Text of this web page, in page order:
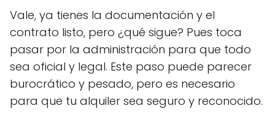
Vale, ya tienes la documentación y el
contrato listo, pero ¿qué sigue? Pues toca
pasar por la administración para que todo
sea oficial y legal. Este paso puede parecer
burocrático y pesado, pero es necesario
para que tu alquiler sea seguro y reconocido.